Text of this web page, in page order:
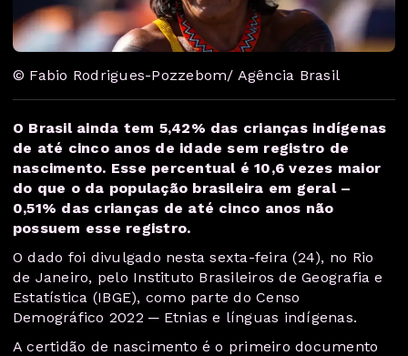
© Fabio Rodrigues-Pozzebom/ Agência Brasil
O Brasil ainda tem 5,42% das crianças indígenas
de até cinco anos de idade sem registro de
nascimento. Esse percentual é 10,6 vezes maior
do que o da população brasileira em geral –
0,51% das crianças de até cinco anos não
possuem esse registro.
O dado foi divulgado nesta sexta-feira (24), no Rio
de Janeiro, pelo Instituto Brasileiros de Geografia e
Estatística (IBGE), como parte do Censo
Demográfico 2022 ─ Etnias e línguas indígenas.
A certidão de nascimento é o primeiro documento